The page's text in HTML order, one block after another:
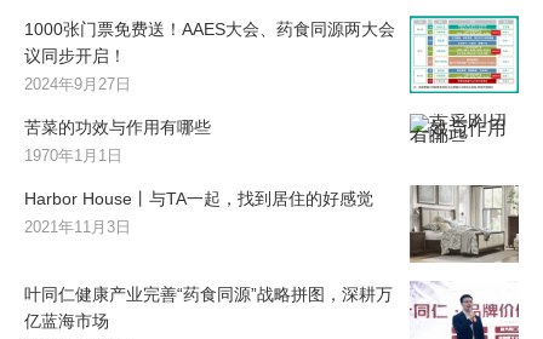
1000张门票免费送！AAES大会、药食同源两大会
议同步开启！
2024年9月27日
苦菜的功效与作用有哪些
1970年1月1日
Harbor House丨与TA一起，找到居住的好感觉
2021年11月3日
叶同仁健康产业完善“药食同源”战略拼图，深耕万
亿蓝海市场